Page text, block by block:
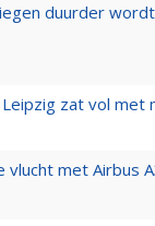
duurder
zat vol met
met Airbus